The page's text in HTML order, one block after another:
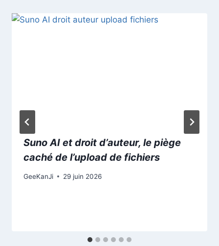
Suno AI et droit d’auteur, le piège
caché de l’upload de fichiers
GeeKanJi 29 juin 2026